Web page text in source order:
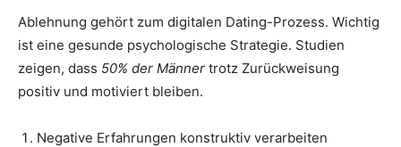
Ablehnung gehört zum digitalen Dating-Prozess. Wichtig
ist eine gesunde psychologische Strategie. Studien
zeigen, dass 50% der Männer trotz Zurückweisung
positiv und motiviert bleiben.
Negative Erfahrungen konstruktiv verarbeiten